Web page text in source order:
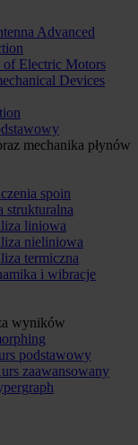
Advanced
of Electric Motors
Devices
mechanika płynów
spoin
strukturalna
liniowa
nieliniowa
termiczna
i wibracje
wyników
podstawowy
zaawansowany